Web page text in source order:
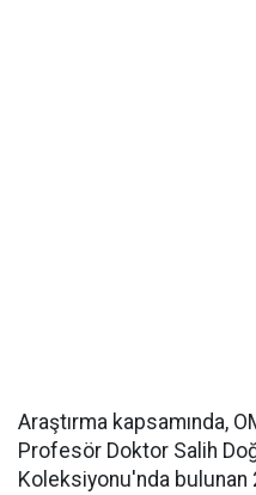
Araştırma kapsamında,
Profesör Doktor Salih
Koleksiyonu'nda